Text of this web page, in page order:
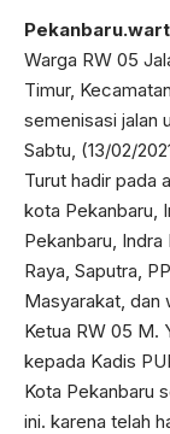
Warga RW 05
Timur,
semenisasi jalan
Sabtu, (13/02/
Turut hadir pada
kota Pekanbaru,
Pekanbaru, Indra
Raya, Saputra,
Masyarakat, dan
Ketua RW 05 M.
kepada Kadis
Kota Pekanbaru
ini. karena telah